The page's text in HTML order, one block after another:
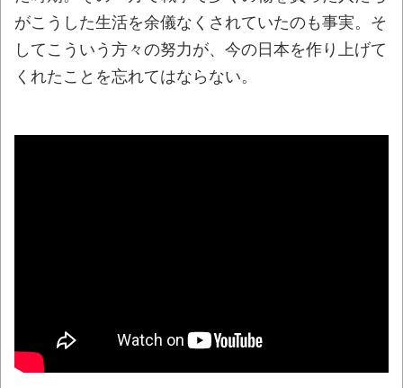
「寝た方がいい」などと誹謗中傷され配信中に
泣き出してしまうNEW!
翻訳によると「怒った子どもが我慢に我慢
【衝撃】韓国で売っている目覚まし時計の
デザインが悪夢すぎるwww
がこうした生活を余儀なくされていたのも事実。そ
してこういう方々の努力が、今の日本を作り上げて
くれたことを忘れてはならない。